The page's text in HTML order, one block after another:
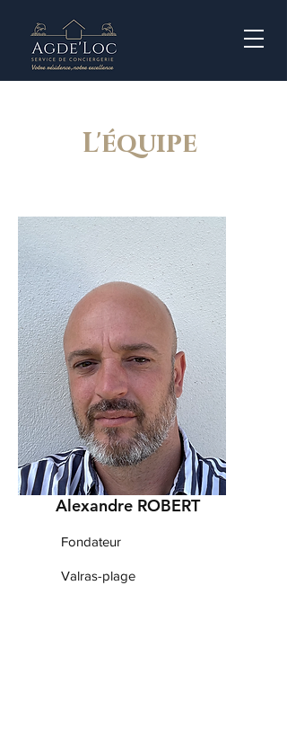
L'équipe
Alexandre ROBERT
Fondateur
Valras-plage